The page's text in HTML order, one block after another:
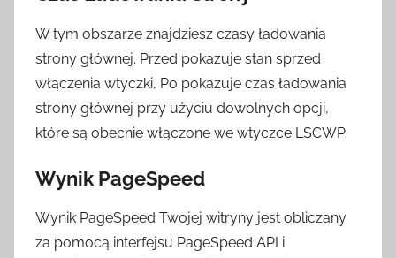
W tym obszarze znajdziesz czasy ładowania
strony głównej. Przed pokazuje stan sprzed
włączenia wtyczki, Po pokazuje czas ładowania
strony głównej przy użyciu dowolnych opcji,
które są obecnie włączone we wtyczce LSCWP.
Wynik PageSpeed
Wynik PageSpeed ​​Twojej witryny jest obliczany
za pomocą interfejsu PageSpeed ​​API i